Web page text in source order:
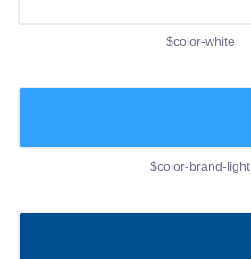
$color-white
$color-brand-light